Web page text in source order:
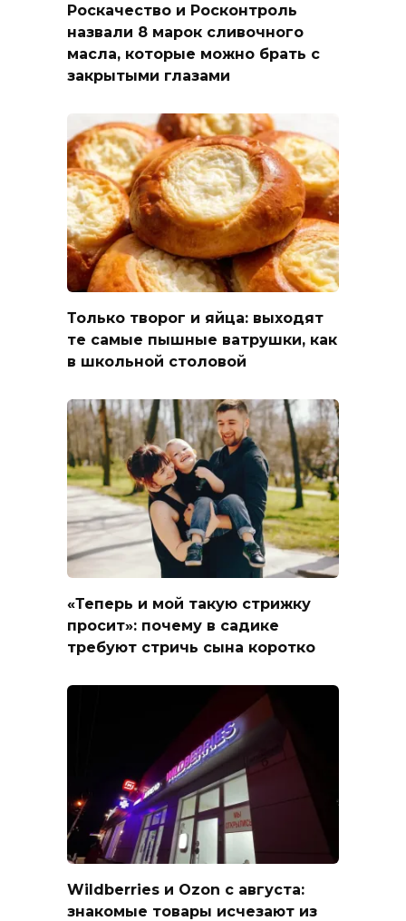
Роскачество и Росконтроль
назвали 8 марок сливочного
масла, которые можно брать с
закрытыми глазами
Только творог и яйца: выходят
те самые пышные ватрушки, как
в школьной столовой
«Теперь и мой такую стрижку
просит»: почему в садике
требуют стричь сына коротко
Wildberries и Ozon с августа:
знакомые товары исчезают из